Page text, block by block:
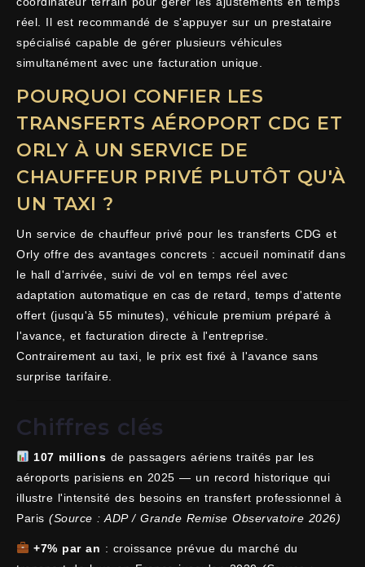
réel. Il est recommandé de s'appuyer sur un prestataire
spécialisé capable de gérer plusieurs véhicules
simultanément avec une facturation unique.
POURQUOI CONFIER LES
TRANSFERTS AÉROPORT CDG ET
ORLY À UN SERVICE DE
CHAUFFEUR PRIVÉ PLUTÔT QU'À
UN TAXI ?
Un service de chauffeur privé pour les transferts CDG et
Orly offre des avantages concrets : accueil nominatif dans
le hall d'arrivée, suivi de vol en temps réel avec
adaptation automatique en cas de retard, temps d'attente
offert (jusqu'à 55 minutes), véhicule premium préparé à
l'avance, et facturation directe à l'entreprise.
Contrairement au taxi, le prix est fixé à l'avance sans
surprise tarifaire.
Chiffres clés
107 millions de passagers aériens traités par les
aéroports parisiens en 2025 — un record historique qui
illustre l'intensité des besoins en transfert professionnel à
Paris (Source : ADP / Grande Remise Observatoire 2026)
+7% par an : croissance prévue du marché du